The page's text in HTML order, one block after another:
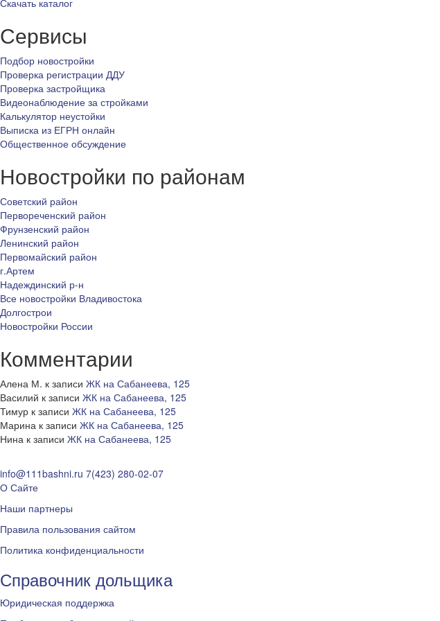
Скачать каталог
Сервисы
Подбор новостройки
Проверка регистрации ДДУ
Проверка застройщика
Видеонаблюдение за стройками
Калькулятор неустойки
Выписка из ЕГРН онлайн
Общественное обсуждение
Новостройки по районам
Советский район
Первореченский район
Фрунзенский район
Ленинский район
Первомайский район
г.Артем
Надеждинский р-н
Все новостройки Владивостока
Долгострои
Новостройки России
Комментарии
Алена М. к записи ЖК на Сабанеева, 125
Василий к записи ЖК на Сабанеева, 125
Тимур к записи ЖК на Сабанеева, 125
Марина к записи ЖК на Сабанеева, 125
Нина к записи ЖК на Сабанеева, 125
info@111bashni.ru 7(423) 280-02-07
О Сайте
Наши партнеры
Правила пользования сайтом
Политика конфиденциальности
Справочник дольщика
Юридическая поддержка